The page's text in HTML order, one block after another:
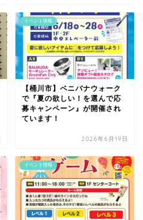
イベント情報
【桶川市】ベニバナウォーク
で『夏の欲しい！を選んで応
募キャンペーン』が開催され
ています！
2026年6月19日
イベント情報